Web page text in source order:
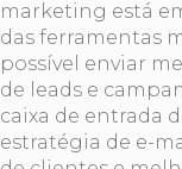
marketing está
das ferramentas
possível enviar
de leads e
caixa de entrada
estratégia de e-